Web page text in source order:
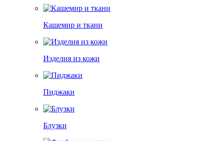
Кашемир и ткани
Изделия из кожи
Пиджаки
Блузки